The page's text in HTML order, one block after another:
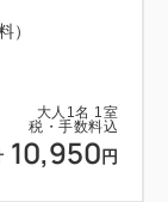
大人 1 名 1 室
税・手数料込
10,950 円
）